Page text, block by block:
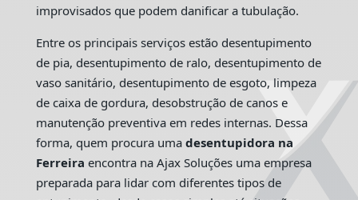
improvisados que podem danificar a tubulação.
Entre os principais serviços estão desentupimento
de pia, desentupimento de ralo, desentupimento de
vaso sanitário, desentupimento de esgoto, limpeza
de caixa de gordura, desobstrução de canos e
manutenção preventiva em redes internas. Dessa
forma, quem procura uma desentupidora na
Ferreira encontra na Ajax Soluções uma empresa
preparada para lidar com diferentes tipos de